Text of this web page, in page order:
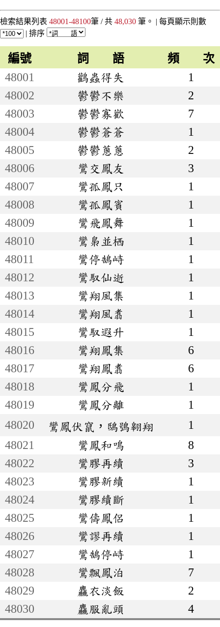
檢索結果列表 48001-48100筆 / 共 48,030 筆。 | 每頁顯示則數
| 排序
編號 詞 語
頻 次
48001
鸛蟲得失
1
48002
鬱鬱不樂
2
48003
鬱鬱寡歡
7
48004
鬱鬱蒼蒼
1
48005
鬱鬱蔥蔥
2
48006
鸞交鳳友
3
48007
鸞孤鳳只
1
48008
鸞孤鳳賓
1
48009
鸞飛鳳舞
1
48010
鸞梟並栖
1
48011
鸞停鵠峙
1
48012
鸞馭仙逝
1
48013
鸞翔風集
1
48014
鸞翔風翥
1
48015
鸞馭遐升
1
48016
鸞翔鳳集
6
48017
鸞翔鳳翥
6
48018
鸞鳳分飛
1
48019
鸞鳳分離
1
48020
鸞鳳伏竄，鴟鴞翱翔
1
48021
鸞鳳和鳴
8
48022
鸞膠再續
3
48023
鸞膠新續
1
48024
鸞膠續斷
1
48025
鸞儔鳳侶
1
48026
鸞謬再續
1
48027
鸞鵠停峙
1
48028
鸞飄鳳泊
7
48029
麤衣淡飯
2
48030
麤服亂頭 4